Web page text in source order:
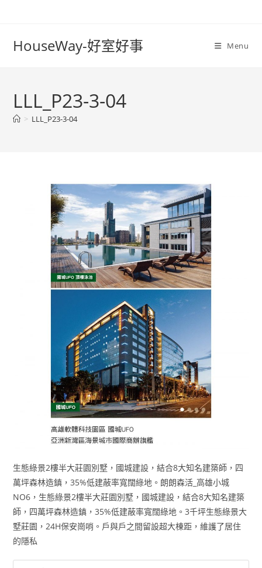
HouseWay-好室好事 Menu
LLL_P23-3-04
> LLL_P23-3-04
生態綠景2樓半大莊園別墅，國城建設，結合8大知名建築師，四
萬坪森林造鎮，35%低建蔽率寬闊綠地。朗朗森活_高雄小城
NO6，生態綠景2樓半大莊園別墅，國城建設，結合8大知名建築
師，四萬坪森林造鎮，35%低建蔽率寬闊綠地。3千坪生態綠景大
墅莊園，24H保安崗哨。戶與戶之間留設超大棟距，維護了居住
的隱私